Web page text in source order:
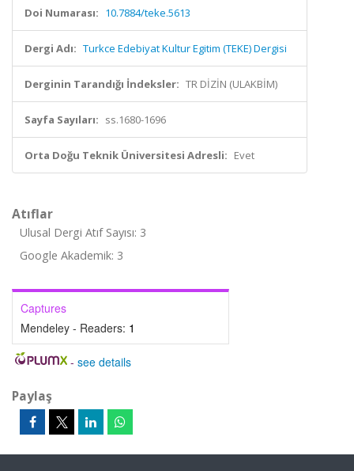
Doi Numarası: 10.7884/teke.5613
Dergi Adı: Turkce Edebiyat Kultur Egitim (TEKE) Dergisi
Derginin Tarandığı İndeksler: TR DİZİN (ULAKBİM)
Sayfa Sayıları: ss.1680-1696
Orta Doğu Teknik Üniversitesi Adresli: Evet
Atıflar
Ulusal Dergi Atıf Sayısı: 3
Google Akademik: 3
Captures
Mendeley - Readers: 1
- see details
Paylaş